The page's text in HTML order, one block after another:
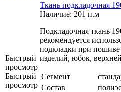
Быстрый
просмотр
Быстрый
просмотр
Ткань подкладочная
Наличие: 201 п.м
Подкладочная ткань
рекомендуется
подкладки при
изделий, юбок,
Сегмент
Состав